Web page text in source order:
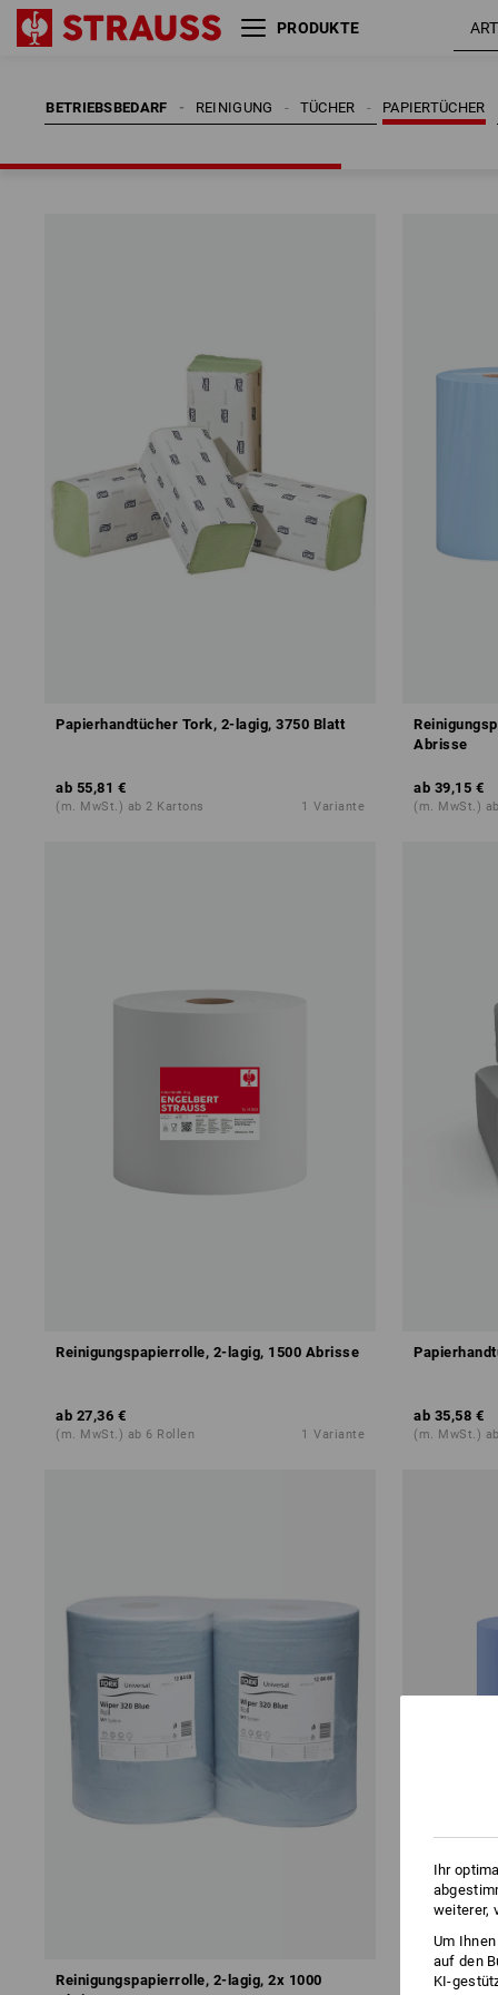
PRODUKTE
BETRIEBSBEDARF PAPIERTÜCHER
TÜCHER
REINIGUNG
BETRIEBSBEDARF PAPIERTÜCHER
TÜCHER
REINIGUNG
Papierhandtücher Tork, 2-lagig, 3750 Blatt
ab 55,81 €
(m. MwSt.) ab 2 Kartons 1 Variante
Abrisse
ab 39,15 €
(m. MwSt.)
Reinigungspapierrolle, 2-lagig, 1500 Abrisse
ab 27,36 €
(m. MwSt.) ab 6 Rollen 1 Variante
ab 35,58 €
(m. MwSt.)
Reinigungspapierrolle, 2-lagig, 2x 1000
Ihr
weiterer,
Um
auf den
KI-